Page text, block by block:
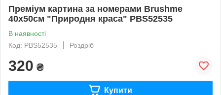
Преміум картина за номерами Brushme
40x50см "Природня краса" PBS52535
В наявності
Код: PBS52535
Роздріб
320 ₴
Купити